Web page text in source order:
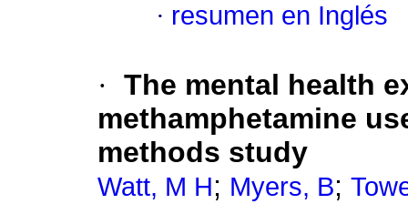
· resumen en Inglés
· The mental health
methamphetamine
methods study
Watt, M H; Myers, B;